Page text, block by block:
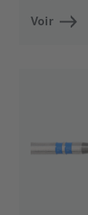
Voir